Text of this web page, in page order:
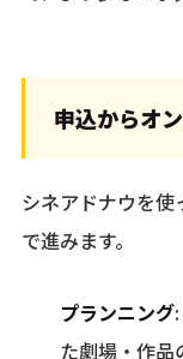
申込からオ
シネアドナウを
で進みます。
プランニング
た劇場・作品